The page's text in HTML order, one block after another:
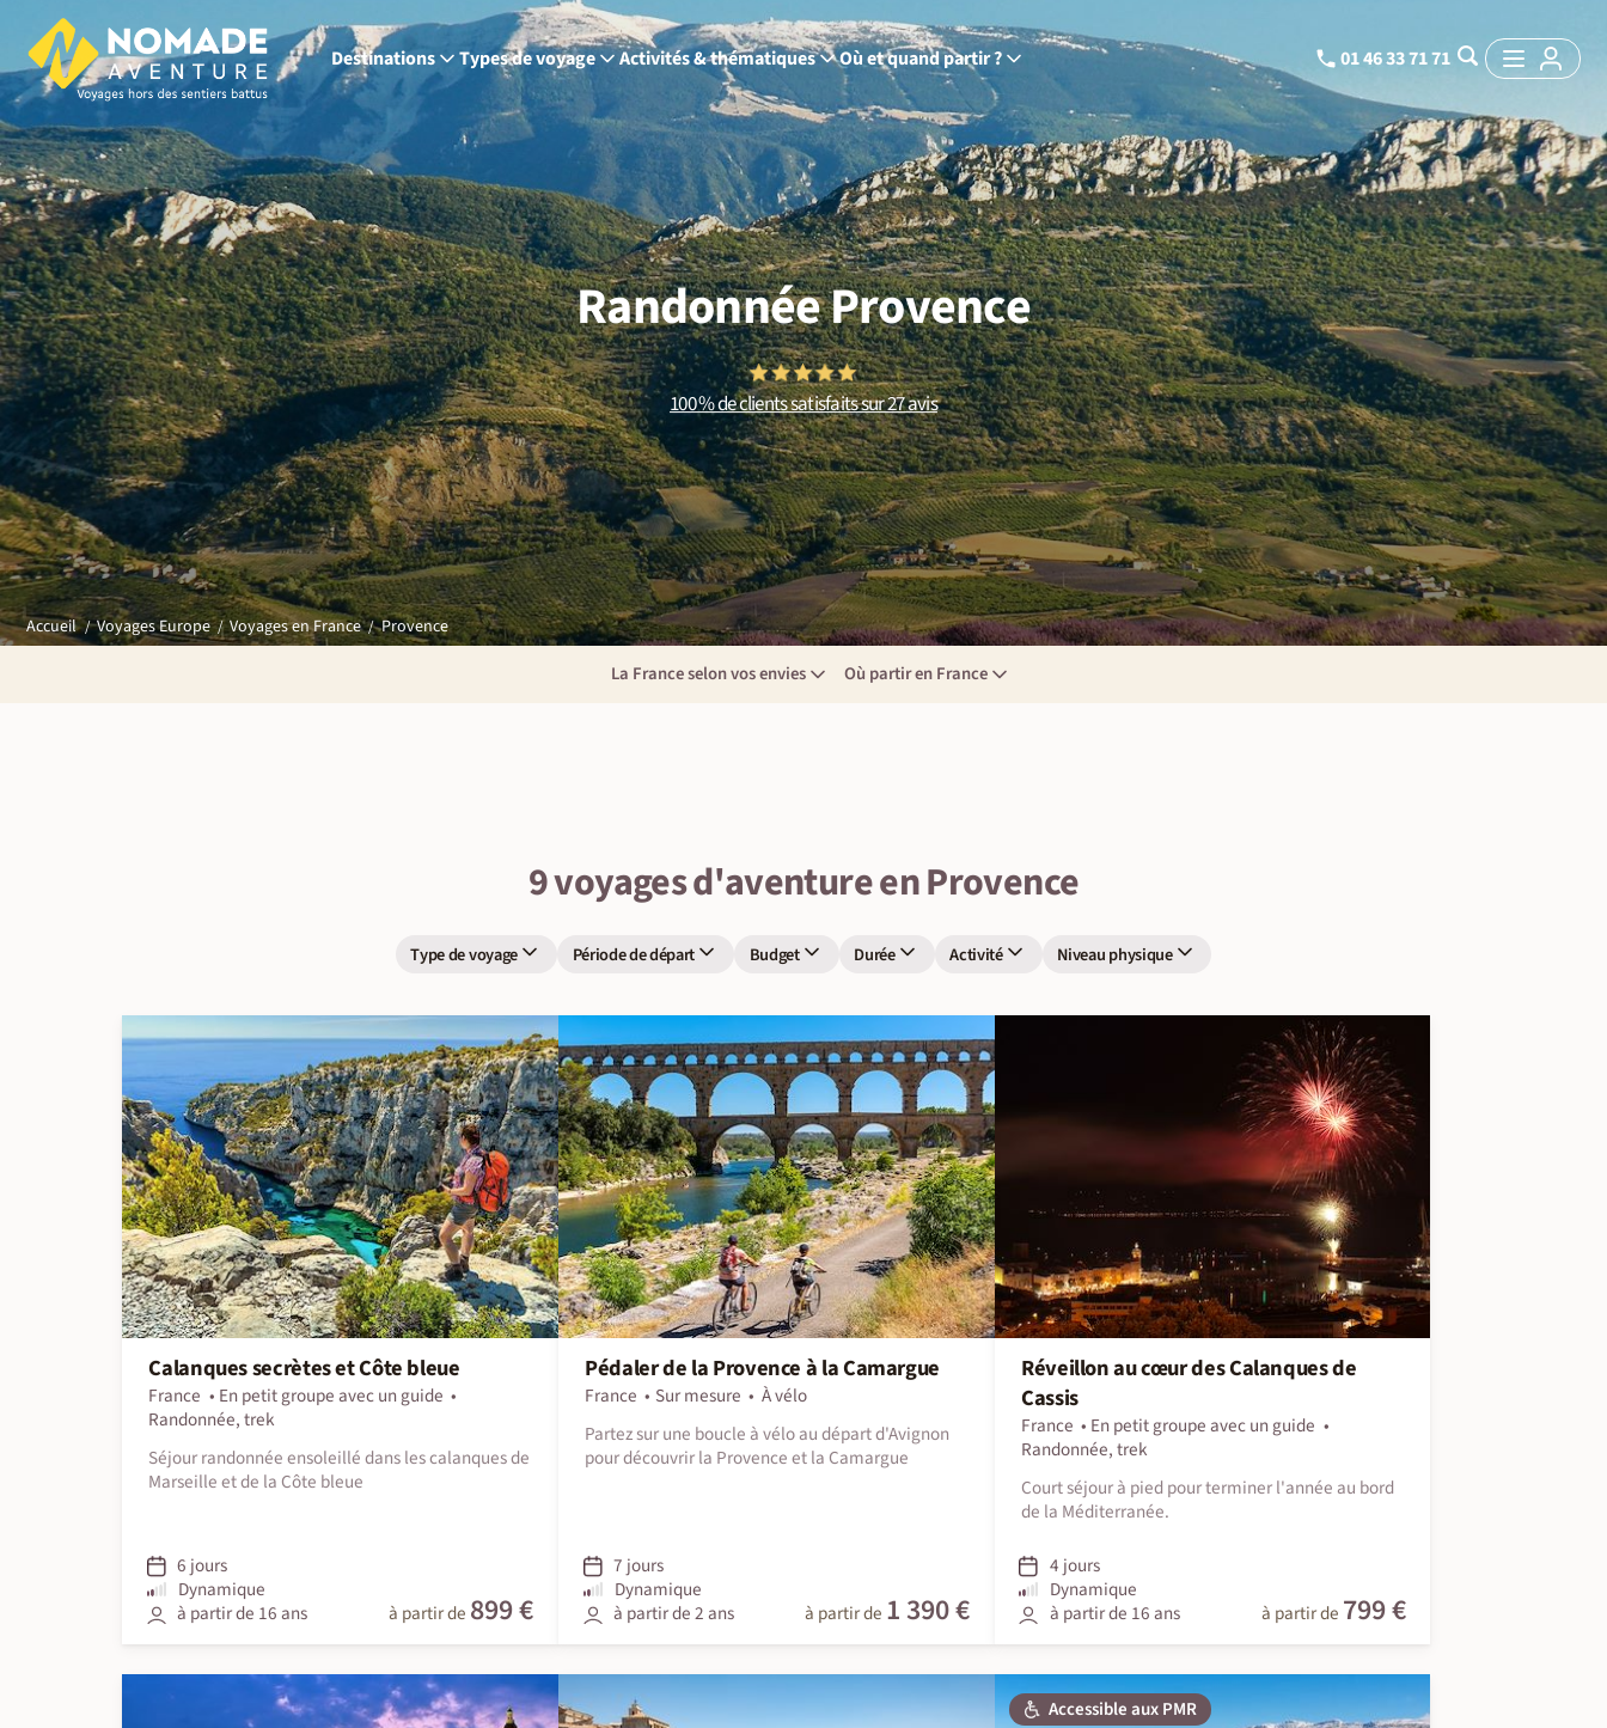
Destinations Types de voyage Activités & thématiques Où et quand partir ? 01 46 33 71 71
Randonnée Provence
100 % de clients satisfaits sur 27 avis
Accueil Voyages Europe Voyages en France Provence
La France selon vos envies Où partir en France
9 voyages d'aventure en Provence
Type de voyage Période de départ Budget Durée Activité Niveau physique
Calanques secrètes et Côte bleue
France
En petit groupe avec un guide
Randonnée, trek
Séjour randonnée ensoleillé dans les calanques de
Marseille et de la Côte bleue
6 jours
Dynamique
à partir de 16 ans
à partir de 899 €
Pédaler de la Provence à la Camargue
France Sur mesure
À vélo
Partez sur une boucle à vélo au départ d'Avignon
pour découvrir la Provence et la Camargue
7 jours
Dynamique
à partir de 2 ans
à partir de 1 390 €
Réveillon au cœur des Calanques de
Cassis
France
En petit groupe avec un guide
Randonnée, trek
Court séjour à pied pour terminer l'année au bord
de la Méditerranée.
4 jours
Dynamique
à partir de 16 ans
à partir de 799 €
Accessible aux PMR